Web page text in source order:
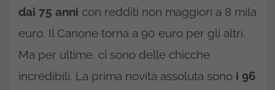
dai 75 anni con redditi non maggiori a 8 mila
euro. Il Canone torna a 90 euro per gli altri.
Ma per ultime, ci sono delle chicche
incredibili. La prima novità assoluta sono i 96